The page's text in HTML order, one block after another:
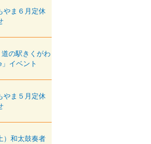
やま６月定休
の駅きくがわ
」イベント
やま５月定休
）和太鼓奏者